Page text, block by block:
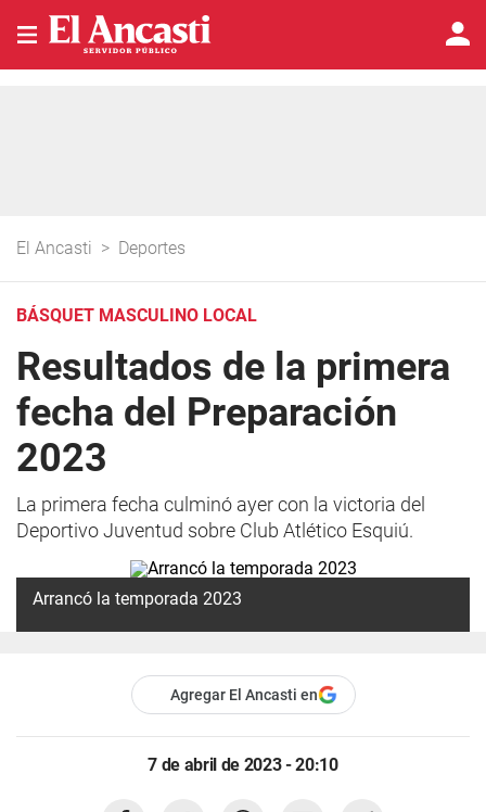
El Ancasti > Deportes
BÁSQUET MASCULINO LOCAL
Resultados de la primera
fecha del Preparación
2023
La primera fecha culminó ayer con la victoria del
Deportivo Juventud sobre Club Atlético Esquiú.
Arrancó la temporada 2023
Agregar El Ancasti en
7 de abril de 2023 - 20:10